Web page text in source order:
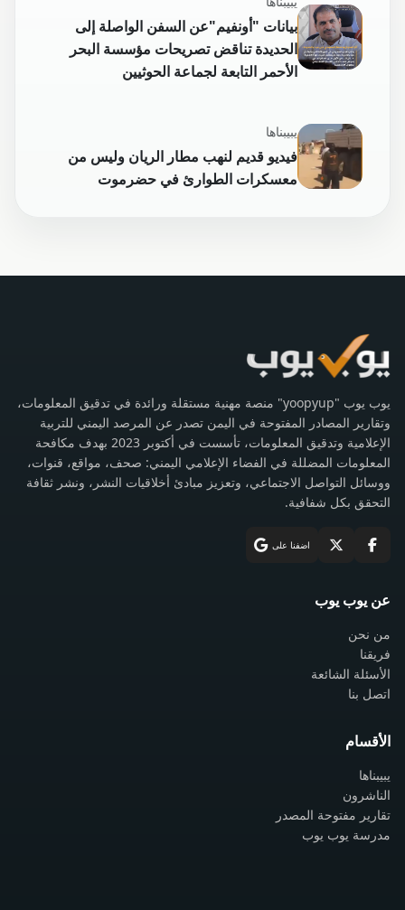
بيانات "أونفيم"عن السفن الواصلة إلى
الحديدة تناقض تصريحات مؤسسة البحر
الأحمر التابعة لجماعة الحوثيين
يبيبناها
فيديو قديم لنهب مطار الريان وليس من
معسكرات الطوارئ في حضرموت
يوب يوب "yoopyup" منصة مهنية مستقلة ورائدة في تدقيق المعلومات،
وتقارير المصادر المفتوحة في اليمن تصدر عن المرصد اليمني للتربية
الإعلامية وتدقيق المعلومات، تأسست في أكتوبر 2023 بهدف مكافحة
المعلومات المضللة في الفضاء الإعلامي اليمني: صحف، مواقع، قنوات،
ووسائل التواصل الاجتماعي، وتعزيز مبادئ أخلاقيات النشر، ونشر ثقافة
التحقق بكل شفافية.
اضفنا على
عن يوب يوب
من نحن
فريقنا
الأسئلة الشائعة
اتصل بنا
الأقسام
يبيبناها
الناشرون
تقارير مفتوحة المصدر
مدرسة يوب يوب